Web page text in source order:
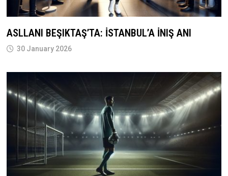
ASLLANI BEŞIKTAŞ’TA: İSTANBUL’A İNIŞ ANI
30 January 2026